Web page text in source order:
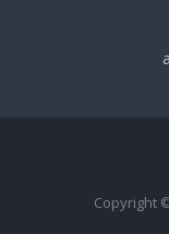
Copyright